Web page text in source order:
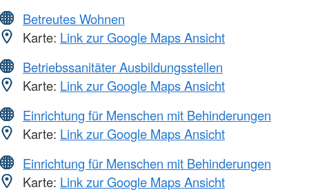
Betreutes Wohnen
Karte: Link zur Google Maps Ansicht
Betriebssanitäter Ausbildungsstellen
Karte: Link zur Google Maps Ansicht
Einrichtung für Menschen mit Behinderungen
Karte: Link zur Google Maps Ansicht
Einrichtung für Menschen mit Behinderungen
Karte: Link zur Google Maps Ansicht